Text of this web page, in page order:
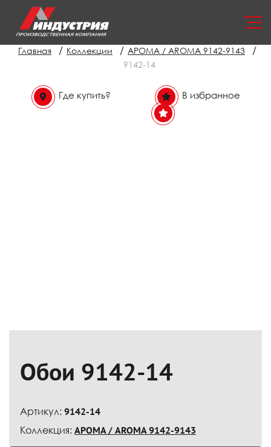
Главная / Коллекции / АРОМА / AROMA 9142-9143 /
9142-14
Где купить? В избранное
Обои 9142-14
Артикул: 9142-14
Коллекция: АРОМА / AROMA 9142-9143